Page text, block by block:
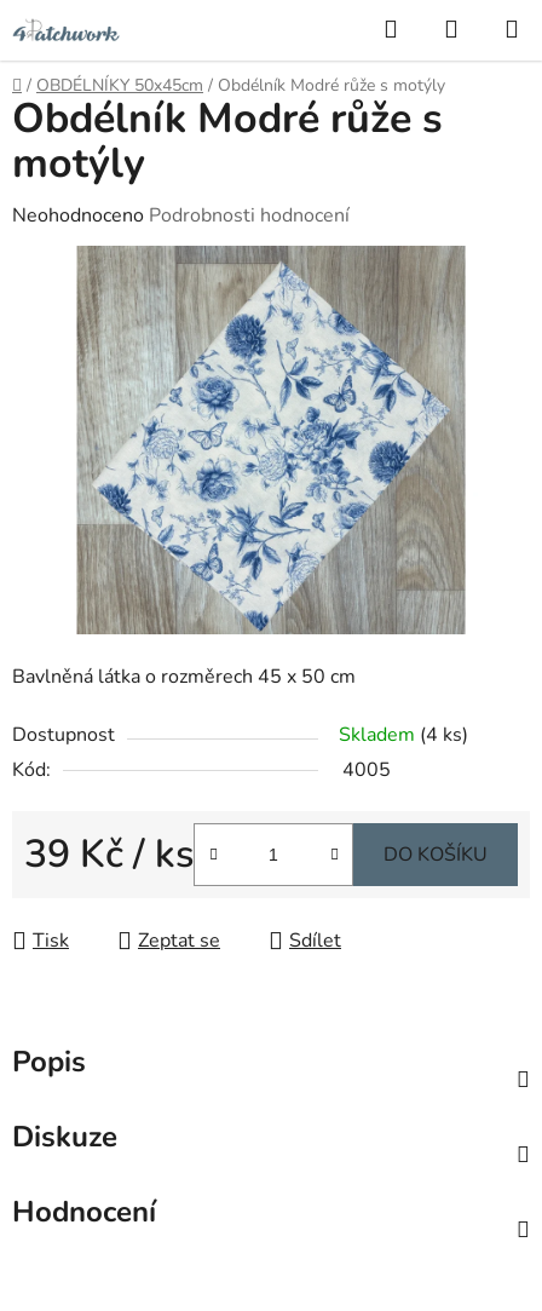
Přejít
na
obsah
Hledat
KOŠÍK
Domů
/ OBDÉLNÍKY 50x45cm / Obdélník Modré růže s motýly
Bavlněná látka o rozměrech 45 x 50 cm
Dostupnost Skladem (4 ks)
Kód:
4005
39 Kč/ ks DO KOŠÍKU
Tisk Zeptat se Sdílet
Obdélník Modré růže s
motýly
Průměrné
hodnocení
produktu
hvězdiček.
Neohodnoceno Podrobnosti hodnocení
Popis
Diskuze
Hodnocení